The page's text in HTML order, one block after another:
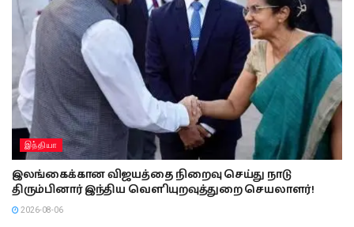
இந்தியா
இலங்கைக்கான விஜயத்தை நிறைவு செய்து நாடு
திரும்பினார் இந்திய வௌியுறவுத்துறை செயலாளர்!
2026-08-06